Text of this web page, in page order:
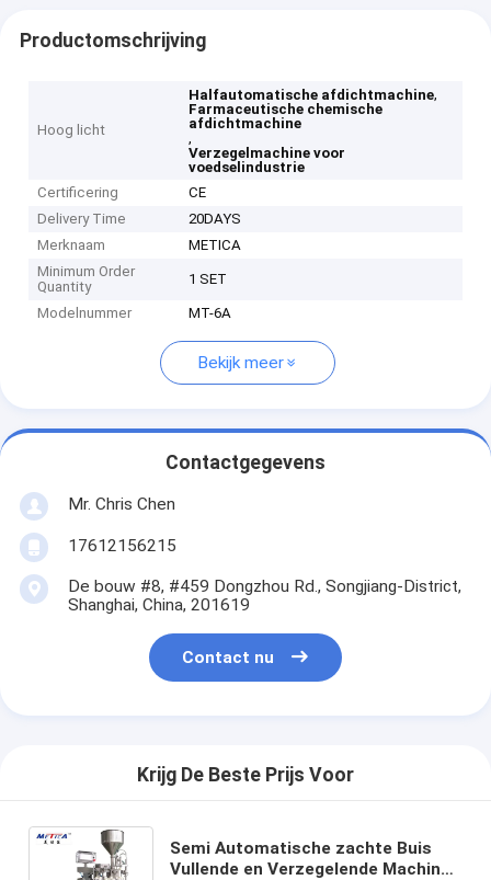
Productomschrijving
Hoog licht
Halfautomatische afdichtmachine,
Farmaceutische chemische
afdichtmachine
,
Verzegelmachine voor
voedselindustrie
Certificering
CE
Delivery Time
20DAYS
Merknaam
METICA
Minimum Order
Quantity
1 SET
Modelnummer MT-6A
Bekijk meer
Contactgegevens
Mr. Chris Chen
17612156215
De bouw #8, #459 Dongzhou Rd., Songjiang-District,
Shanghai, China, 201619
Contact nu
Krijg De Beste Prijs Voor
Semi Automatische zachte Buis
Vullende en Verzegelende Machine